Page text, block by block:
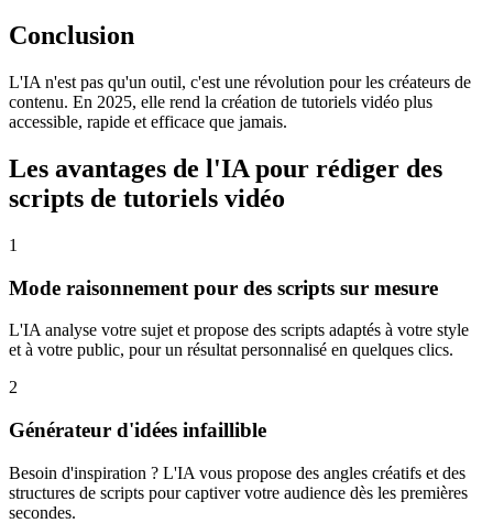
Conclusion
L'IA n'est pas qu'un outil, c'est une révolution pour les créateurs de
contenu. En 2025, elle rend la création de tutoriels vidéo plus
accessible, rapide et efficace que jamais.
Les avantages de l'IA pour rédiger des
scripts de tutoriels vidéo
1
Mode raisonnement pour des scripts sur mesure
L'IA analyse votre sujet et propose des scripts adaptés à votre style
et à votre public, pour un résultat personnalisé en quelques clics.
2
Générateur d'idées infaillible
Besoin d'inspiration ? L'IA vous propose des angles créatifs et des
structures de scripts pour captiver votre audience dès les premières
secondes.